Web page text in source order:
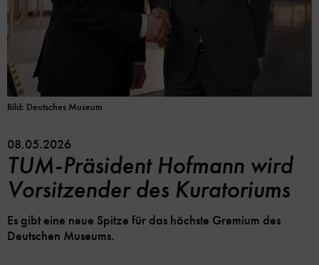
Bild: Deutsches Museum
08.05.2026
TUM-Präsident Hofmann wird
Vorsitzender des Kuratoriums
Es gibt eine neue Spitze für das höchste Gremium des
Deutschen Museums.